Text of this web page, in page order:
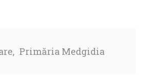
, Primăria Medgidia